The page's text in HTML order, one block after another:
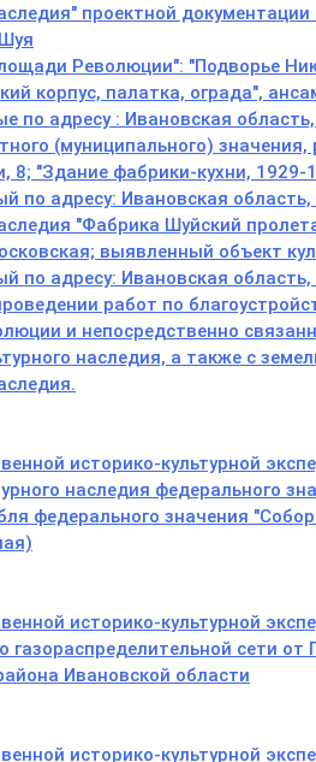
проектной
Революции": "Подворье
корпус, палатка, ограда",
по адресу : Ивановская
(муниципального)
8; "Здание фабрики-кухни, 1929-
по адресу: Ивановская
"Фабрика Шуйский
выявленный объект
по адресу: Ивановская
работ по
и непосредственно
наследия, а также с
историко-культурной
наследия федерального
федерального значения
историко-культурной
газораспределительной сети
Ивановской области
историко-культурной